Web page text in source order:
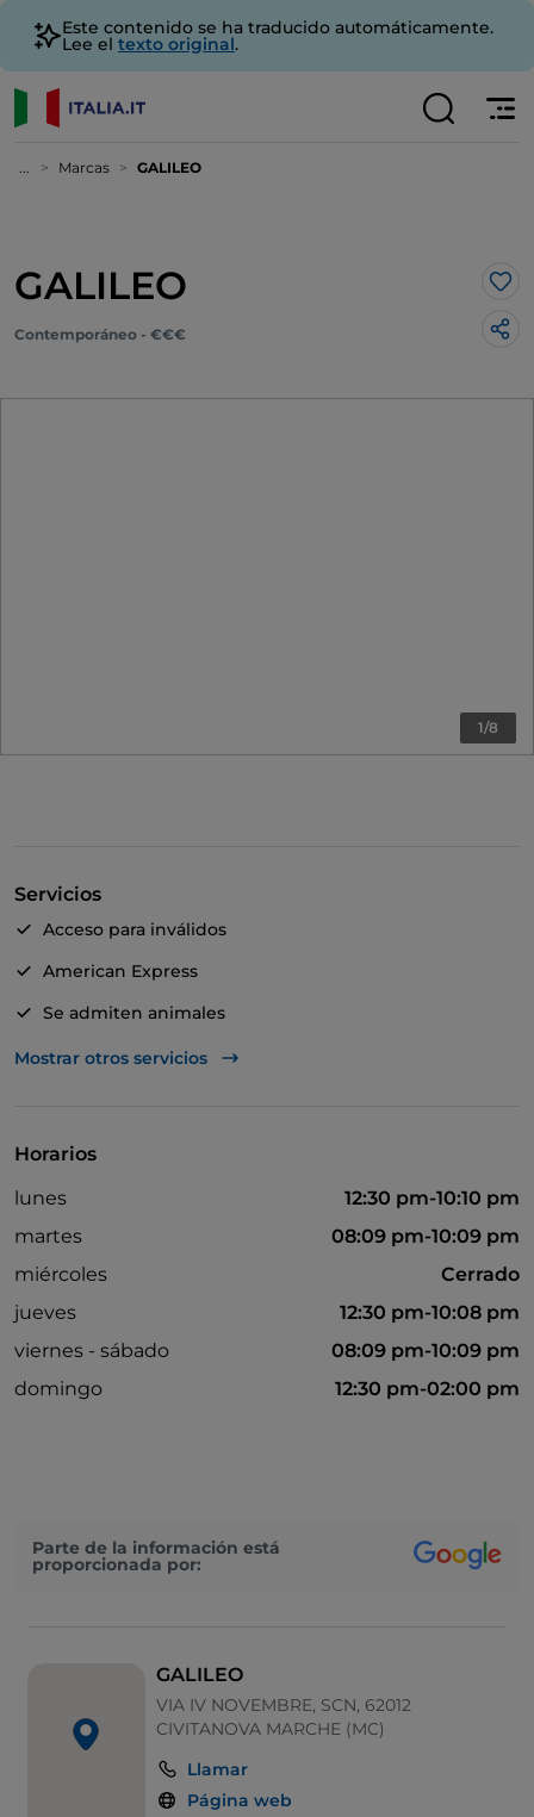
Este contenido se ha traducido automáticamente.
Lee el texto original.
... Marcas GALILEO
GALILEO Me
Contemporáneo - €€€
1/8
Servicios
Acceso para inválidos
American Express
Se admiten animales
Apple Pay
Mostrar otros servicios
Horarios
lunes
12:30 pm-10:10 pm
martes
08:09 pm-10:09 pm
miércoles
Cerrado
jueves
12:30 pm-10:08 pm
viernes - sábado
08:09 pm-10:09 pm
domingo
12:30 pm-02:00 pm
Parte de la información está
proporcionada por:
GALILEO
VIA IV NOVEMBRE, SCN, 62012
CIVITANOVA MARCHE (MC)
Llamar
Página web